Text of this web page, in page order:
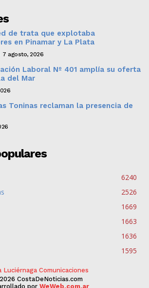
de trata que explotaba
en Pinamar y La Plata
7 agosto, 2026
Laboral Nº 401 amplía su oferta
del Mar
Toninas reclaman la presencia de
6240
2526
1669
1663
1636
1595
CostaDeNoticias.com
por WeWeb.com.ar